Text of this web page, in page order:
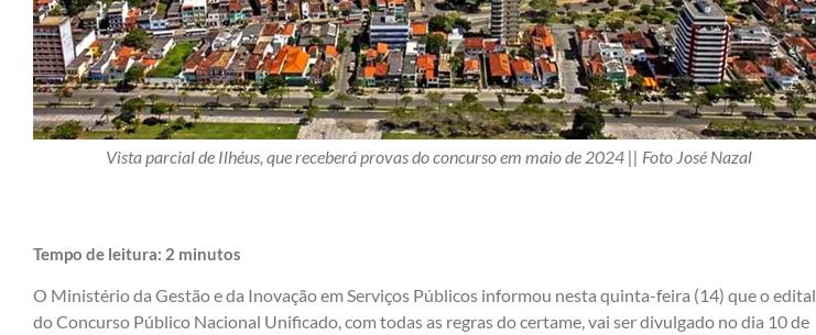
Vista parcial de Ilhéus, que receberá provas do concurso em maio de 2024 || Foto José Nazal
Tempo de leitura: 2 minutos
O Ministério da Gestão e da Inovação em Serviços Públicos informou nesta quinta-feira (14) que o edital
do Concurso Público Nacional Unificado, com todas as regras do certame, vai ser divulgado no dia 10 de